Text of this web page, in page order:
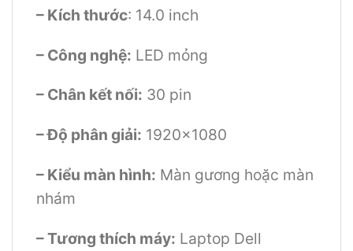
– Kích thước: 14.0 inch
– Công nghệ: LED mỏng
– Chân kết nối: 30 pin
– Độ phân giải: 1920×1080
– Kiểu màn hình: Màn gương hoặc màn
nhám
– Tương thích máy: Laptop Dell